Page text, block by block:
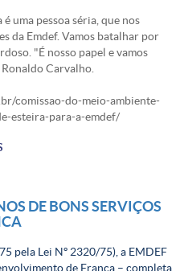
uma pessoa séria, que nos
da Emdef. Vamos batalhar por
"É nosso papel e vamos
Carvalho.
comissao-do-meio-ambiente-
esteira-para-a-emdef/
DE BONS SERVIÇOS
pela Lei Nº 2320/75), a EMDEF
de Franca – completa